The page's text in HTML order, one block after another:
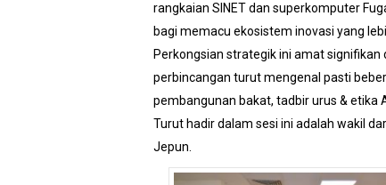
rangkaian SINET dan superkomputer
bagi memacu ekosistem inovasi yang
Perkongsian strategik ini amat
perbincangan turut mengenal pasti
pembangunan bakat, tadbir urus & etika
Turut hadir dalam sesi ini adalah wakil
Jepun.